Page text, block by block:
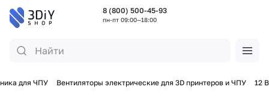
8 (800) 500-45-93
пн-пт 09:00—18:00
для ЧПУ Вентиляторы электрические для 3D принтеров и ЧПУ 12 В